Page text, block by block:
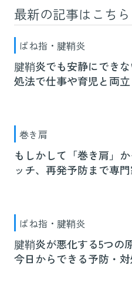
最新の記事はこちら
ばね指・腱鞘炎
腱鞘炎でも安静にでき
処法で仕事や育児と両立
巻き肩
もしかして「巻き肩」
ッチ、再発予防まで専
ばね指・腱鞘炎
腱鞘炎が悪化する5つの
今日からできる予防・